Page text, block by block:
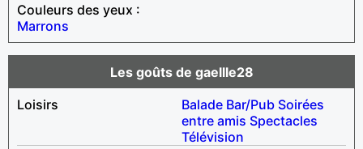
Couleurs des yeux :
Marrons
Les goûts de gaellle28
Loisirs
Balade Bar/Pub Soirées
entre amis Spectacles
Télévision